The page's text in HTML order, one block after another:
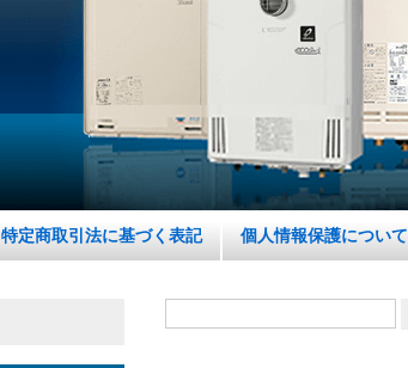
特定商取引法に基づく表記 個人情報保護について